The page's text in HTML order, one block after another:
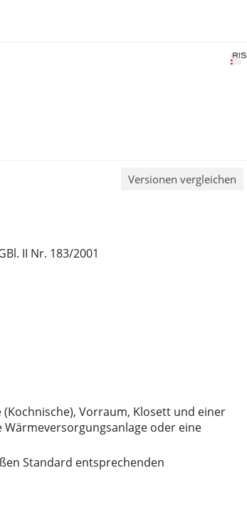
Versionen vergleichen
II Nr. 183/2001
Vorraum, Klosett und einer
oder eine
Standard entsprechenden